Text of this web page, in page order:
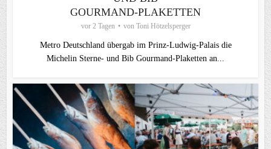
GOURMAND‑PLAKETTEN
vor 2 Tagen von Toni Hötzelsperger
Metro Deutschland übergab im Prinz-Ludwig-Palais die
Michelin Sterne- und Bib Gourmand-Plaketten an...